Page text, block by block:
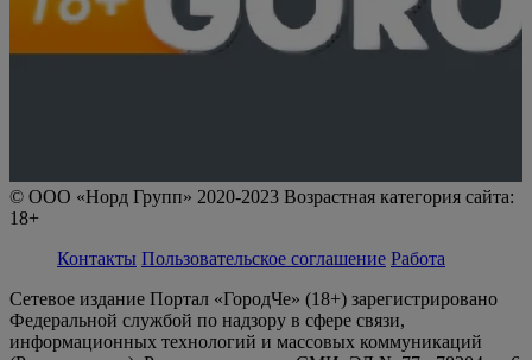
© ООО «Норд Групп» 2020-2023 Возрастная категория сайта:
18+
Контакты Пользовательское соглашение Работа
Сетевое издание Портал «ГородЧе» (18+) зарегистрировано
Федеральной службой по надзору в сфере связи,
информационных технологий и массовых коммуникаций